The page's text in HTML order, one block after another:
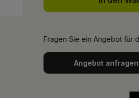
Fragen Sie ein Angebot für
Angebot anfragen